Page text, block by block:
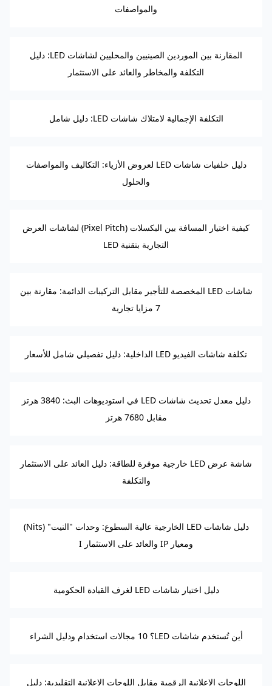
والمواصفات
المقارنة بين الموردين الصينيين والمحليين لشاشات LED: دليل
التكلفة والمخاطر والعائد على الاستثمار
التكلفة الإجمالية لامتلاك شاشات LED: دليل شامل
دليل خلفيات شاشات LED لعروض الأزياء: التكاليف والمواصفات
والحلول
كيفية اختيار المسافة بين البكسلات (Pixel Pitch) لشاشات العرض
التجارية بتقنية LED
شاشات LED المخصصة للتأجير مقابل التركيبات الدائمة: مقارنة بين
7 مزايا تجارية
تكلفة شاشات الفيديو LED الداخلية: دليل تفصيلي شامل للأسعار
دليل معدل تحديث شاشات LED في استوديوهات البث: 3840 هرتز
مقابل 7680 هرتز
شاشة عرض LED خارجية موفرة للطاقة: دليل العائد على الاستثمار
والتكلفة
دليل شاشات LED الخارجية عالية السطوع: وحدات "النيت" (Nits)
ومعيار IP والعائد على الاستثمار I
دليل اختيار شاشات LED لغرف القيادة الحكومية
أين تُستخدم شاشات LED؟ 10 مجالات استخدام ودليل الشراء
اللوحات الإعلانية الرقمية مقابل اللوحات الإعلانية التقليدية: دليل